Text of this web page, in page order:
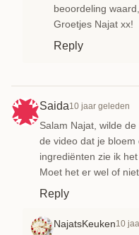
beoordeling
Groetjes Najat xx!
Reply
Saida10 jaar geleden
Salam Najat, wilde
de video dat je
ingrediënten zie ik
Moet het er wel of
Reply
NajatsKeuken10